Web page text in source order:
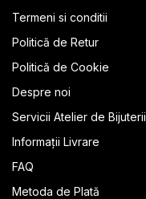
Termeni si conditii
Politică de Retur
Politică de Cookie
Despre noi
Servicii Atelier de Bijuterii
Informații Livrare
FAQ
Metoda de Plată